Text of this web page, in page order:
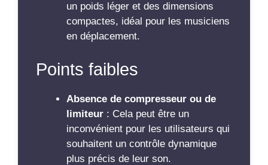
un poids léger et des dimensions
compactes, idéal pour les musiciens
en déplacement.
Points faibles
Absence de compresseur ou de
limiteur : Cela peut être un
inconvénient pour les utilisateurs qui
souhaitent un contrôle dynamique
plus précis de leur son.